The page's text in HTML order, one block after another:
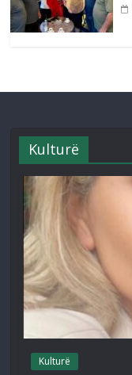
Kulturë
Kulturë